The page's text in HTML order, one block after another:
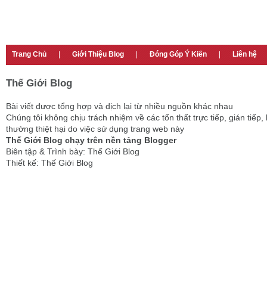
Trang Chủ Giới Thiệu Blog Đóng Góp Ý Kiến Liên hệ
Thế Giới Blog
Bài viết được tổng hợp và dịch lại từ nhiều nguồn khác nhau
Chúng tôi không chịu trách nhiệm về các tổn thất trực tiếp, gián tiếp,
thường thiệt hại do việc sử dụng trang web này
Thế Giới Blog chạy trên nền tảng Blogger
Biên tập & Trình bày: Thế Giới Blog
Thiết kế: Thế Giới Blog